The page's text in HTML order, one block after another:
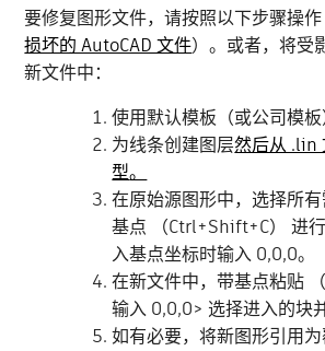
要修复图形文件，请按照以下步骤操
损坏的 AutoCAD 文件）。或者，将受
新文件中：
使用默认模板（或公司模板
为线条创建图层然后从 .lin
型。
在原始源图形中，选择所
基点 （Ctrl+Shift+C） 进
入基点坐标时输入 0,0,0。
在新文件中，带基点粘贴
输入 0,0,0> 选择进入的块
如有必要，将新图形引用为